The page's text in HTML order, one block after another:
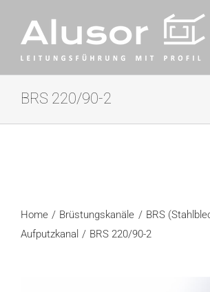
Inhalt
springen
BRS 220/90-2
Home Brüstungskanäle
BRS
Aufputzkanal
BRS 220/90-2